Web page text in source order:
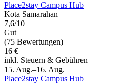
Place2stay Campus Hub
Kota Samarahan
7,6/10
Gut
(75 Bewertungen)
16 €
inkl. Steuern & Gebühren
15. Aug.–16. Aug.
Place2stay Campus Hub